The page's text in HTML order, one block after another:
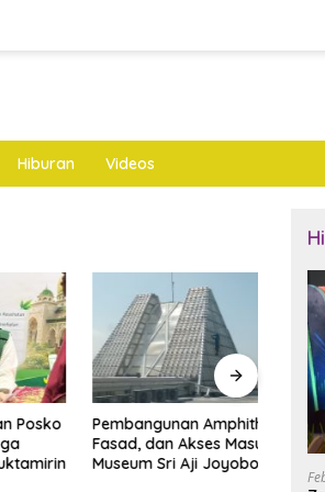
Hiburan Videos
Pembangunan Amphitheater,
Fasad, dan Akses Masuk
Museum Sri Aji Joyoboyo